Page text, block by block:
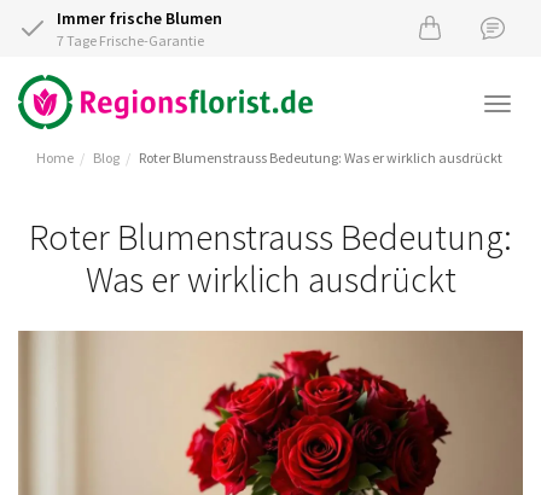
Immer frische Blumen
7 Tage Frische-Garantie
Home Blog Roter Blumenstrauss Bedeutung: Was er wirklich ausdrückt
Roter Blumenstrauss Bedeutung:
Was er wirklich ausdrückt